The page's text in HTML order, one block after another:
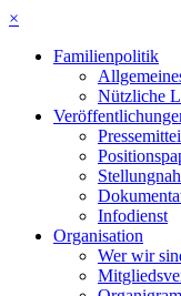
×
Familienpolitik
Nützliche
Infodienst
Organisation
Wer wir